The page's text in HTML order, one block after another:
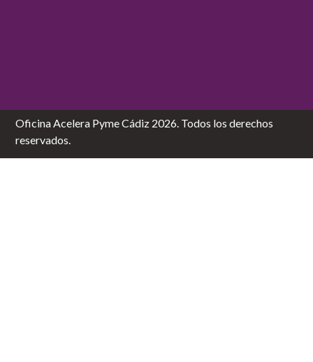
Oficina Acelera Pyme Cádiz 2026. Todos los derechos
reservados.